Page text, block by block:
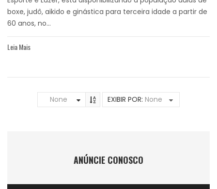
boxe, judô, aikido e ginástica para terceira idade a partir de
60 anos, no...
Leia Mais
None EXIBIR POR: None
ANÚNCIE CONOSCO